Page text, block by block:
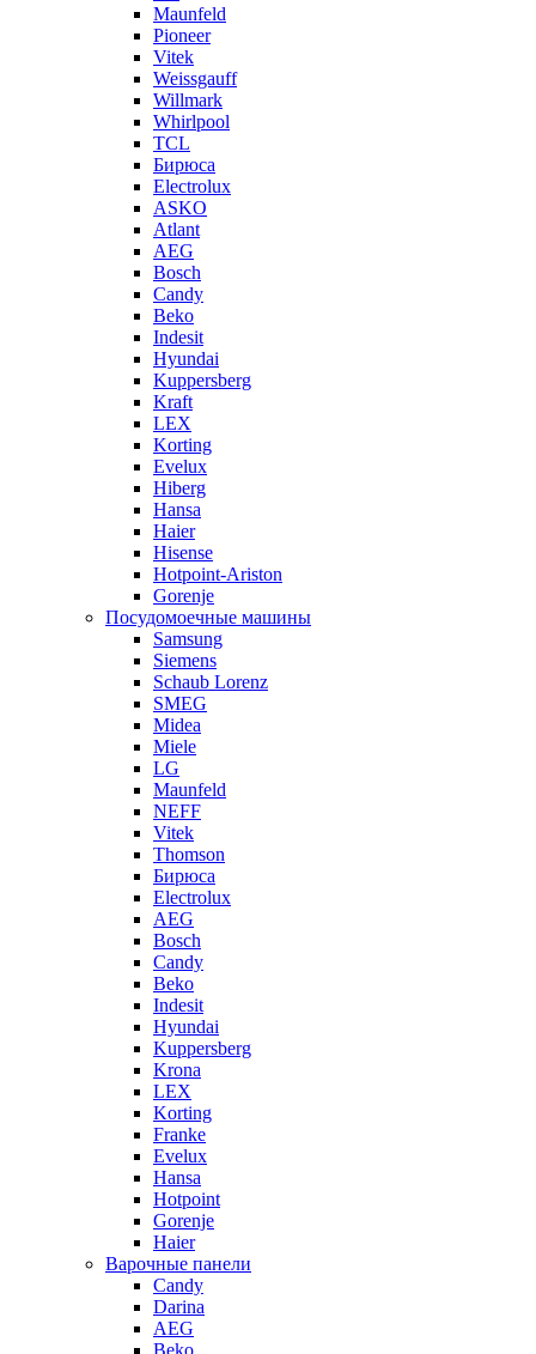
Maunfeld
Pioneer
Vitek
Weissgauff
Willmark
Whirlpool
TCL
Бирюса
Electrolux
ASKO
Atlant
AEG
Bosch
Candy
Beko
Indesit
Hyundai
Kuppersberg
Kraft
LEX
Korting
Evelux
Hiberg
Hansa
Haier
Hisense
Hotpoint-Ariston
Gorenje
Посудомоечные машины
Samsung
Siemens
Schaub Lorenz
SMEG
Midea
Miele
LG
Maunfeld
NEFF
Vitek
Thomson
Бирюса
Electrolux
AEG
Bosch
Candy
Beko
Indesit
Hyundai
Kuppersberg
Krona
LEX
Korting
Franke
Evelux
Hansa
Hotpoint
Gorenje
Haier
Варочные панели
Candy
Darina
AEG